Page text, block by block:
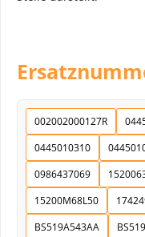
002002000127R
0445010310
0986437069
15200M68L50
BS519A543AA